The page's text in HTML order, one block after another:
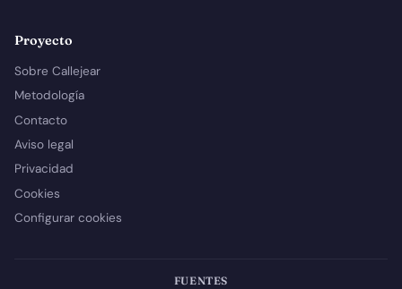
Proyecto
Sobre Callejear
Metodología
Contacto
Aviso legal
Privacidad
Cookies
Configurar cookies
FUENTES